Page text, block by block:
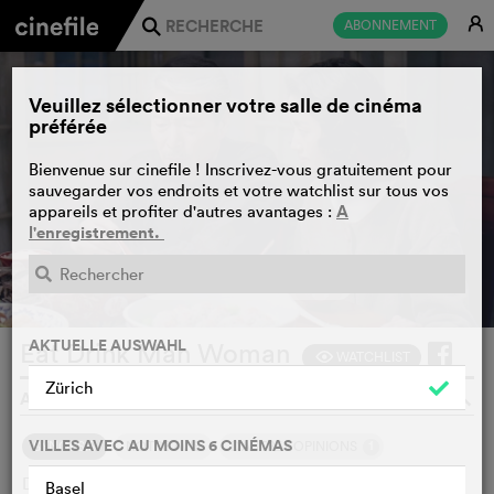
ABONNEMENT E
j
Eat Drink Man Woman
ANG LEE, TAÏWAN, 1994
SYNOPSIS NOTRE AVIS D'AUTRES OPINIONS
Dimanche après dimanche, le vieux maître cuisinier Chu
Veuillez sélectionner votre salle de cinéma
préférée
Bienvenue sur cinefile ! Inscrivez-vous gratuitement pour
sauvegarder vos endroits et votre watchlist sur tous vos
appareils et profiter d'autres avantages : A
l'enregistrement.
AKTUELLE AUSWAHL
Zürich
VILLES AVEC AU MOINS 6 CINÉMAS
Basel